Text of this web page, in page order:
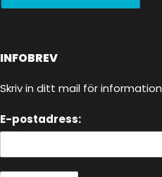
INFOBREV
Skriv in ditt mail för information
E-postadress: